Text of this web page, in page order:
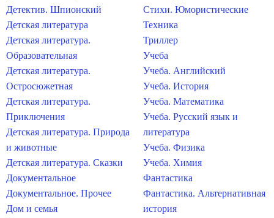
Детектив. Шпионский
Детская литература
Детская литература.
Образовательная
Детская литература.
Остросюжетная
Детская литература.
Приключения
Детская литература. Природа
и животные
Детская литература. Сказки
Документальное
Документальное. Прочее
Дом и семья
Стихи. Юмористические
Техника
Триллер
Учеба
Учеба. Английский
Учеба. История
Учеба. Математика
Учеба. Русский язык и
литература
Учеба. Физика
Учеба. Химия
Фантастика
Фантастика. Альтернативная
история